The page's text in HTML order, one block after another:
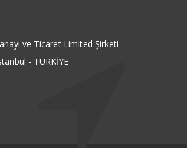
ve Ticaret Limited Şirketi
- TÜRKİYE